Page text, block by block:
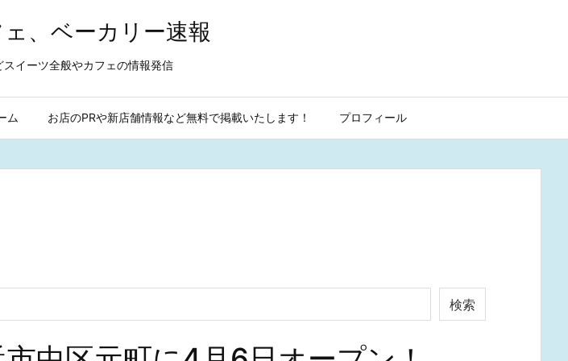
、ベーカリー速報
イーツ全般やカフェの情報発信
ム お店のPRや新店舗情報など無料で掲載いたします！ プロフィール
検索